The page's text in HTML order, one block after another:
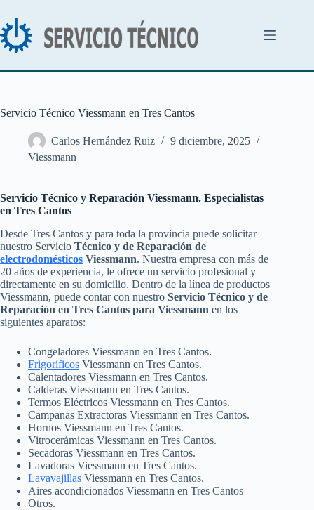
contenido
Servicio Técnico Viessmann en Tres Cantos
Carlos Hernández Ruiz
9 diciembre, 2025
Viessmann
Servicio Técnico y Reparación Viessmann. Especialistas
en Tres Cantos
Desde Tres Cantos y para toda la provincia puede solicitar
nuestro Servicio Técnico y de Reparación de
electrodomésticos Viessmann. Nuestra empresa con más de
20 años de experiencia, le ofrece un servicio profesional y
directamente en su domicilio. Dentro de la línea de productos
Viessmann, puede contar con nuestro Servicio Técnico y de
Reparación en Tres Cantos para Viessmann en los
siguientes aparatos:
Congeladores Viessmann en Tres Cantos.
Frigoríficos Viessmann en Tres Cantos.
Calentadores Viessmann en Tres Cantos.
Calderas Viessmann en Tres Cantos.
Termos Eléctricos Viessmann en Tres Cantos.
Campanas Extractoras Viessmann en Tres Cantos.
Hornos Viessmann en Tres Cantos.
Vitrocerámicas Viessmann en Tres Cantos.
Secadoras Viessmann en Tres Cantos.
Lavadoras Viessmann en Tres Cantos.
Lavavajillas Viessmann en Tres Cantos.
Aires acondicionados Viessmann en Tres Cantos
Otros.